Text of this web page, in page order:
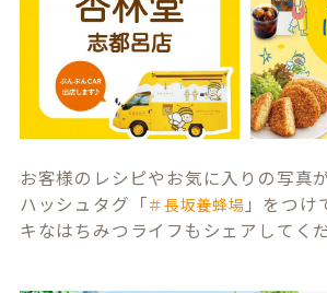
お客様のレシピやお気に入りの写真
ハッシュタグ「＃長坂養蜂場 」をつけ
キなはちみつライフもシェアしてく